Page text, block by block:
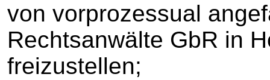
von vorprozessual
Rechtsanwälte GbR in
freizustellen;